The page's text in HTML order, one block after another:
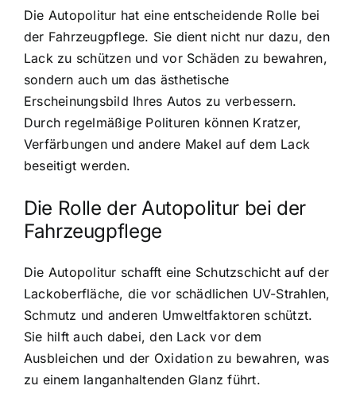
Die Autopolitur hat eine entscheidende Rolle bei
der Fahrzeugpflege. Sie dient nicht nur dazu, den
Lack zu schützen und vor Schäden zu bewahren,
sondern auch um das ästhetische
Erscheinungsbild Ihres Autos zu verbessern.
Durch regelmäßige Polituren können Kratzer,
Verfärbungen und andere Makel auf dem Lack
beseitigt werden.
Die Rolle der Autopolitur bei der
Fahrzeugpflege
Die Autopolitur schafft eine Schutzschicht auf der
Lackoberfläche, die vor schädlichen UV-Strahlen,
Schmutz und anderen Umweltfaktoren schützt.
Sie hilft auch dabei, den Lack vor dem
Ausbleichen und der Oxidation zu bewahren, was
zu einem langanhaltenden Glanz führt.